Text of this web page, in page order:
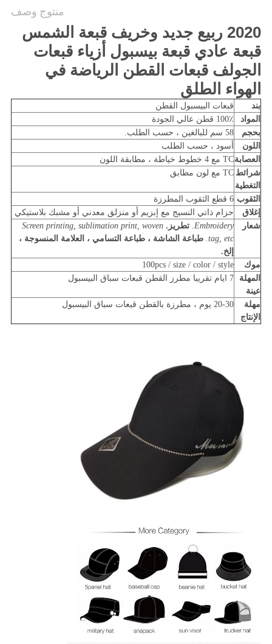
منتوج وصف
2020 ربيع جديد وخريف قبعة الشمس
قبعة عادي قبعة بيسبول أزياء قبعات
الجولف قبعات القطن الرياضة في
الهواء الطلق
بند
قبعات البيسبول القطن
المواد
100٪ قطن عالي الجودة
بحجم
58 سم للبالغين ، حسب الطلب.
اللون
أسود ، حسب الطلب
العصابةTC مع 4 خطوط خياطة ، مطابقة اللون
شرائط
التغطية
TC مع لون مطابق
الثقوب 6 قطع الثقوب المطرزة
إغلاق
حزام ذاتي النسيج مع إبزيم أو منزلق معدني أو مشبك بلاستيكي
شعار
Embroidery. تطريز. Screen printing, sublimation print, woven
tag, etc. طباعة الشاشة ، طباعة التسامي ، العلامة المنسوجة ،
إلخ.
موك
100pcs / size / color / style
المهلة
عينة
7 ايام تقريبا مطرز القطن قبعات سباق البيسبول
مهلة
الإنتاج
20-30 يوم ، مطرزة بالقطن قبعات سباق البيسبول